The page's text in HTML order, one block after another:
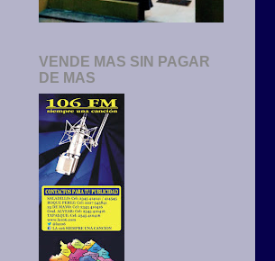
VENDE MAS SIN PAGAR
DE MAS